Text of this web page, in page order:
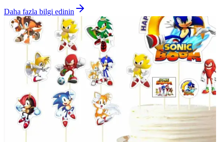
Daha fazla bilgi edinin